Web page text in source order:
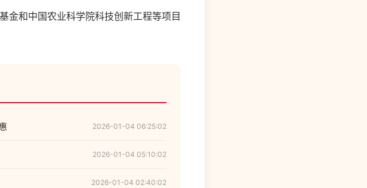
和中国农业科学院科技创新工程等项目
2026-01-04 06:25:02
2026-01-04 05:10:02
2026-01-04 02:40:02